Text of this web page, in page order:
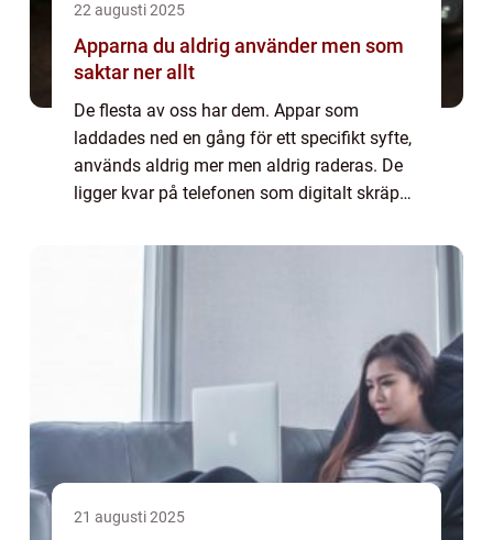
22 augusti 2025
Apparna du aldrig använder men som
saktar ner allt
De flesta av oss har dem. Appar som
laddades ned en gång för ett specifikt syfte,
används aldrig mer men aldrig raderas. De
ligger kvar på telefonen som digitalt skräp
21 augusti 2025